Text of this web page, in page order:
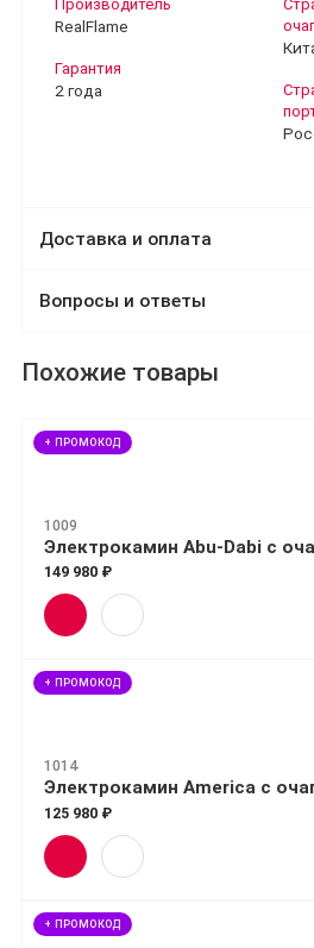
Производитель
RealFlame
Гарантия
2 года
Доставка и оплата
Вопросы и ответы
Похожие товары
+ ПРОМОКОД
1009
Электрокамин Abu-Dabi с
149 980 ₽
+ ПРОМОКОД
1014
Электрокамин America с
125 980 ₽
+ ПРОМОКОД